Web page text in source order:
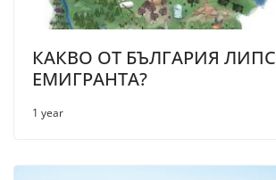
КАКВО ОТ БЪЛГАРИЯ
ЕМИГРАНТА?
1 year